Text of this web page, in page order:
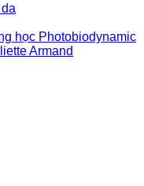
học Photobiodynamic
Armand